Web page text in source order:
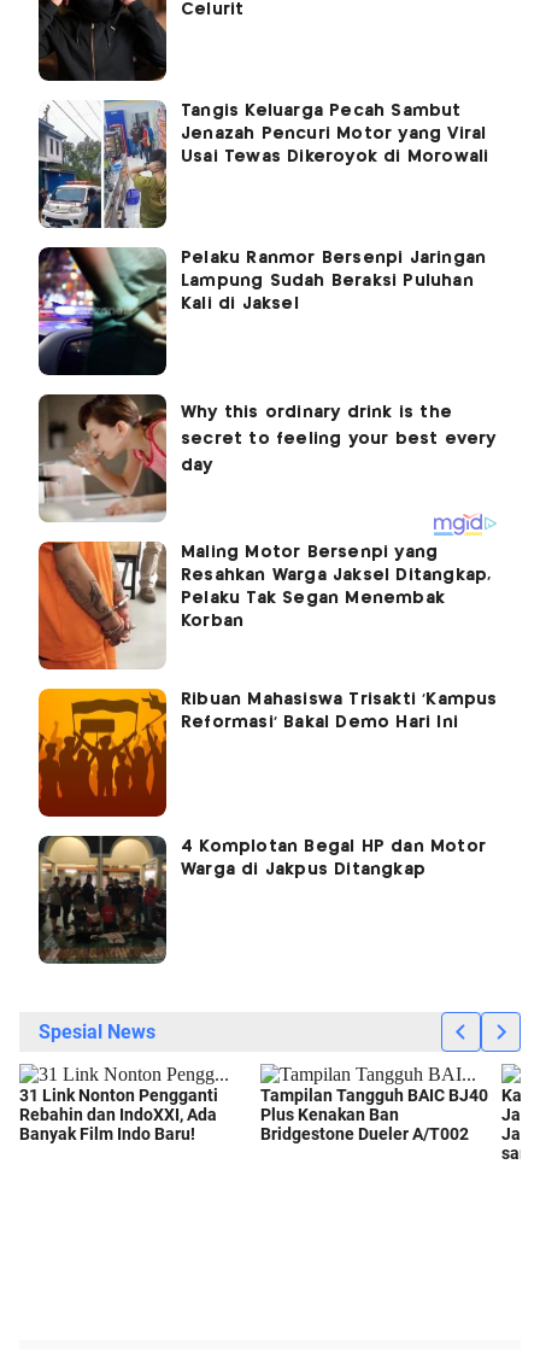
Celurit
Tangis Keluarga Pecah Sambut
Jenazah Pencuri Motor yang Viral
Usai Tewas Dikeroyok di Morowali
Pelaku Ranmor Bersenpi Jaringan
Lampung Sudah Beraksi Puluhan
Kali di Jaksel
Maling Motor Bersenpi yang
Resahkan Warga Jaksel Ditangkap,
Pelaku Tak Segan Menembak
Korban
Ribuan Mahasiswa Trisakti 'Kampus
Reformasi' Bakal Demo Hari Ini
4 Komplotan Begal HP dan Motor
Warga di Jakpus Ditangkap